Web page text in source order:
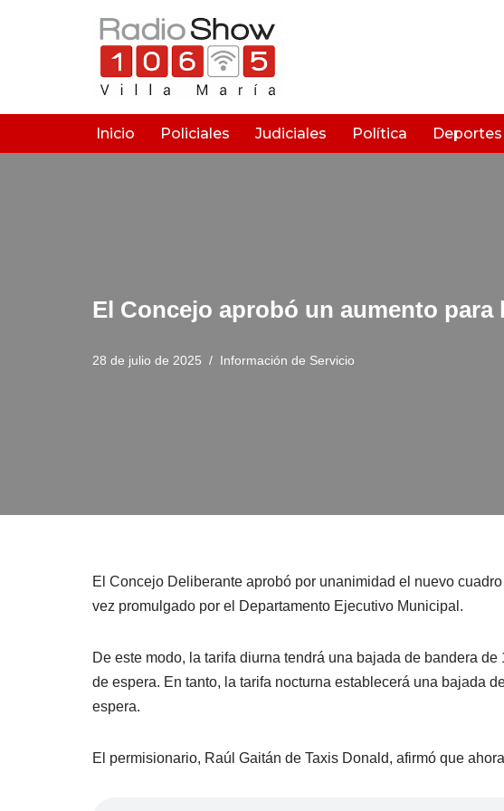
Inicio Policiales Judiciales Política Deportes
El Concejo aprobó un aumento para
28 de julio de 2025 Información de Servicio
El Concejo Deliberante aprobó por unanimidad el nuevo
vez promulgado por el Departamento Ejecutivo Municipal.
De este modo, la tarifa diurna tendrá una bajada de bandera
de espera. En tanto, la tarifa nocturna establecerá una bajada
espera.
El permisionario, Raúl Gaitán de Taxis Donald, afirmó que